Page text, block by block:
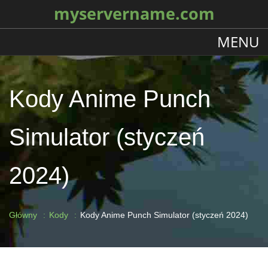
myservername.com
MENU
Kody Anime Punch
Simulator (styczeń
2024)
Główny Kody Kody Anime Punch Simulator (styczeń 2024)